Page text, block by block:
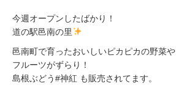
今週オープンしたばかり！
道の駅邑南の里
邑南町で育ったおいしいピカピカの野菜や
フルーツがずらり！
島根ぶどう#神紅 も販売されてます。